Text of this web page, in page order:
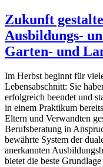
Zukunft
Ausbildungs-
Garten- und
Im Herbst beginnt für
Lebensabschnitt: Sie
erfolgreich beendet und
in einem Praktikum
Eltern und Verwandten
Berufsberatung in
bewährte System der
anerkannten
bietet die beste